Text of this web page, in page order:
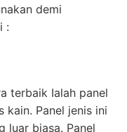
demi
:
terbaik Ialah panel
kain. Panel jenis ini
luar biasa. Panel